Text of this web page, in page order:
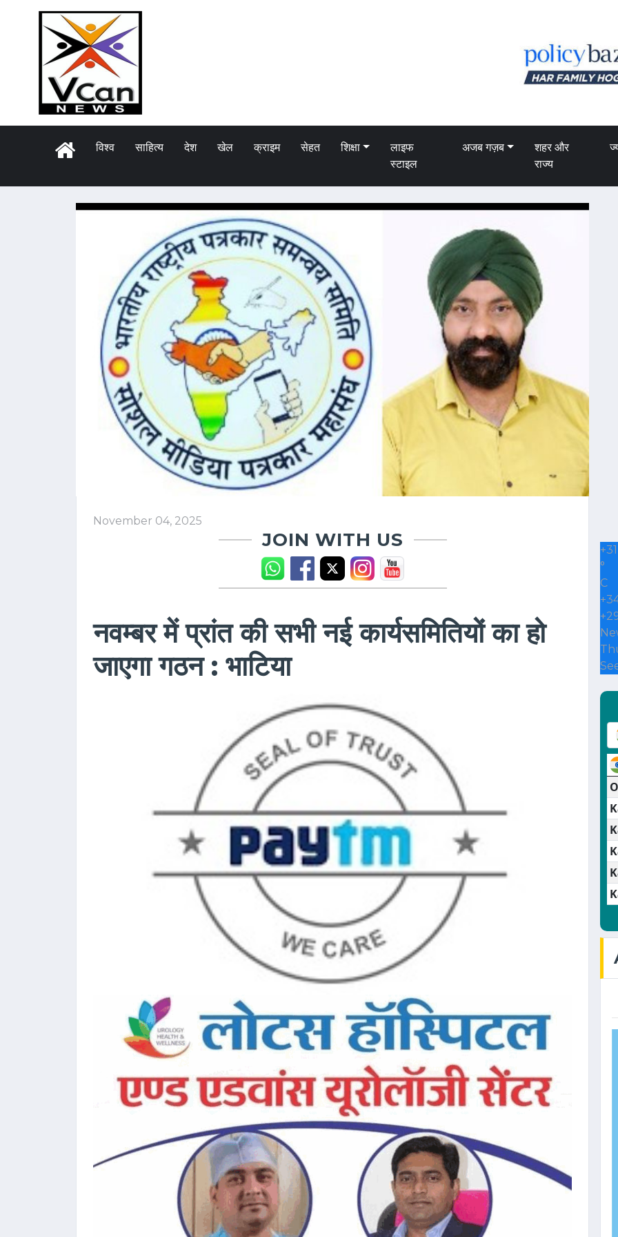
विश्व साहित्य देश खेल क्राइम सेहत शिक्षा
लाइफ
स्टाइल
अजब गज़ब
शहर और
राज्य
November 04, 2025
JOIN WITH US
नवम्बर में प्रांत की सभी नई कार्यसमितियों का हो
जाएगा गठन : भाटिया
+31
°
C
+
+